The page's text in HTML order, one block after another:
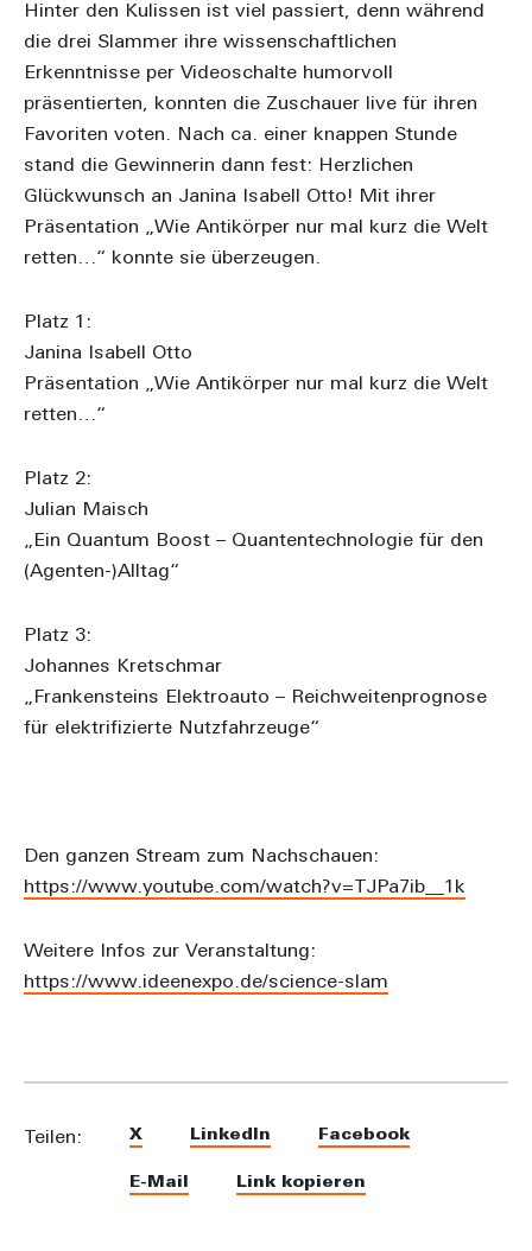
Hinter den Kulissen ist viel passiert, denn während
die drei Slammer ihre wissenschaftlichen
Erkenntnisse per Videoschalte humorvoll
präsentierten, konnten die Zuschauer live für ihren
Favoriten voten. Nach ca. einer knappen Stunde
stand die Gewinnerin dann fest: Herzlichen
Glückwunsch an Janina Isabell Otto! Mit ihrer
Präsentation „Wie Antikörper nur mal kurz die Welt
retten…“ konnte sie überzeugen.
Platz 1:
Janina Isabell Otto
Präsentation „Wie Antikörper nur mal kurz die Welt
retten…“
Platz 2:
Julian Maisch
„Ein Quantum Boost – Quantentechnologie für den
(Agenten-)Alltag“
Platz 3:
Johannes Kretschmar
„Frankensteins Elektroauto – Reichweitenprognose
für elektrifizierte Nutzfahrzeuge“
Den ganzen Stream zum Nachschauen:
https://www.youtube.com/watch?v=TJPa7ib__1k
Weitere Infos zur Veranstaltung:
https://www.ideenexpo.de/science-slam
Teilen: X LinkedIn Facebook
E-Mail Link kopieren